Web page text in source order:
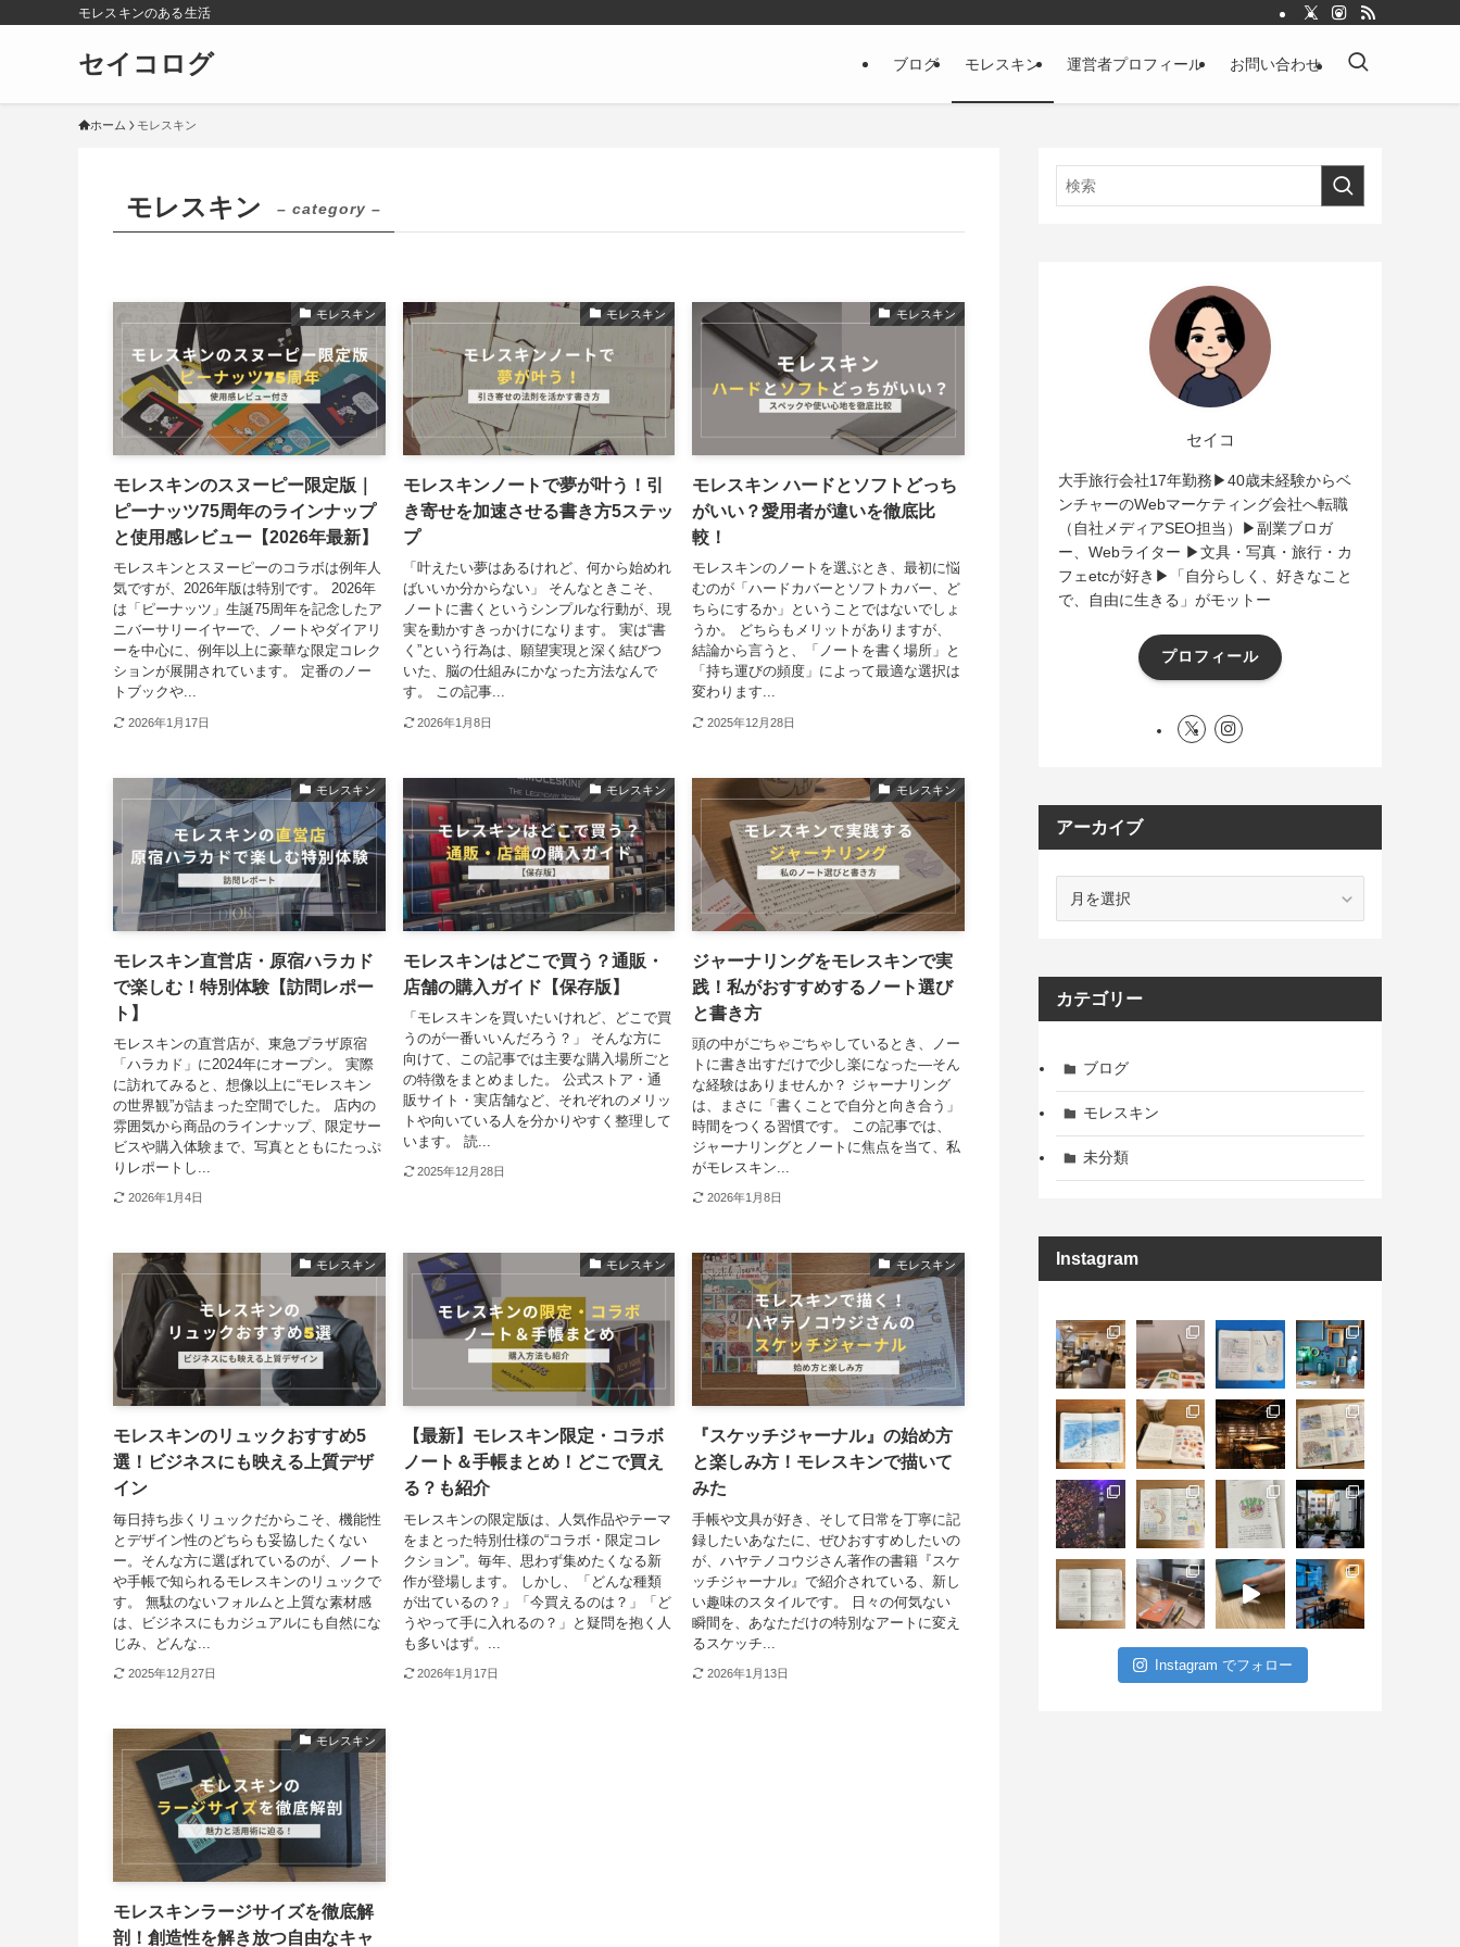
モレスキンのある生活
セイコログ ブログ モレスキン 運営者プロフィール お問い合わせ
ホーム モレスキン
モレスキン – category –
モレスキン
モレスキンのスヌーピー限定版｜
ピーナッツ75周年のラインナップ
と使用感レビュー【2026年最新】
モレスキンとスヌーピーのコラボは例年人
気ですが、2026年版は特別です。 2026年
は「ピーナッツ」生誕75周年を記念したア
ニバーサリーイヤーで、ノートやダイアリ
ーを中心に、例年以上に豪華な限定コレク
ションが展開されています。 定番のノー
トブックや...
2026年1月17日
モレスキン
モレスキンノートで夢が叶う！引
き寄せを加速させる書き方5ステッ
プ
「叶えたい夢はあるけれど、何から始めれ
ばいいか分からない」 そんなときこそ、
ノートに書くというシンプルな行動が、現
実を動かすきっかけになります。 実は“書
く”という行為は、願望実現と深く結びつ
いた、脳の仕組みにかなった方法なんで
す。 この記事...
2026年1月8日
モレスキン
モレスキン ハードとソフトどっち
がいい？愛用者が違いを徹底比
較！
モレスキンのノートを選ぶとき、最初に悩
むのが「ハードカバーとソフトカバー、ど
ちらにするか」ということではないでしょ
うか。 どちらもメリットがありますが、
結論から言うと、「ノートを書く場所」と
「持ち運びの頻度」によって最適な選択は
変わります...
2025年12月28日
モレスキン
モレスキン直営店・原宿ハラカド
で楽しむ！特別体験【訪問レポー
ト】
モレスキンの直営店が、東急プラザ原宿
「ハラカド」に2024年にオープン。 実際
に訪れてみると、想像以上に“モレスキン
の世界観”が詰まった空間でした。 店内の
雰囲気から商品のラインナップ、限定サー
ビスや購入体験まで、写真とともにたっぷ
りレポートし...
2026年1月4日
モレスキン
モレスキンはどこで買う？通販・
店舗の購入ガイド【保存版】
「モレスキンを買いたいけれど、どこで買
うのが一番いいんだろう？」 そんな方に
向けて、この記事では主要な購入場所ごと
の特徴をまとめました。 公式ストア・通
販サイト・実店舗など、それぞれのメリッ
トや向いている人を分かりやすく整理して
います。 読...
2025年12月28日
モレスキン
ジャーナリングをモレスキンで実
践！私がおすすめするノート選び
と書き方
頭の中がごちゃごちゃしているとき、ノー
トに書き出すだけで少し楽になった—そん
な経験はありませんか？ ジャーナリング
は、まさに「書くことで自分と向き合う」
時間をつくる習慣です。 この記事では、
ジャーナリングとノートに焦点を当て、私
がモレスキン...
2026年1月8日
モレスキン
モレスキンのリュックおすすめ5
選！ビジネスにも映える上質デザ
イン
毎日持ち歩くリュックだからこそ、機能性
とデザイン性のどちらも妥協したくない
ー。そんな方に選ばれているのが、ノート
や手帳で知られるモレスキンのリュックで
す。 無駄のないフォルムと上質な素材感
は、ビジネスにもカジュアルにも自然にな
じみ、どんな...
2025年12月27日
モレスキン
【最新】モレスキン限定・コラボ
ノート＆手帳まとめ！どこで買え
る？も紹介
モレスキンの限定版は、人気作品やテーマ
をまとった特別仕様の“コラボ・限定コレ
クション”。毎年、思わず集めたくなる新
作が登場します。 しかし、「どんな種類
が出ているの？」「今買えるのは？」「ど
うやって手に入れるの？」と疑問を抱く人
も多いはず。...
2026年1月17日
モレスキン
『スケッチジャーナル』の始め方
と楽しみ方！モレスキンで描いて
みた
手帳や文具が好き、そして日常を丁寧に記
録したいあなたに、ぜひおすすめしたいの
が、ハヤテノコウジさん著作の書籍『スケ
ッチジャーナル』で紹介されている、新し
い趣味のスタイルです。 日々の何気ない
瞬間を、あなただけの特別なアートに変え
るスケッチ...
2026年1月13日
モレスキン
モレスキンラージサイズを徹底解
剖！創造性を解き放つ自由なキャ
セイコ
大手旅行会社17年勤務▶︎40歳未経験からベ
ンチャーのWebマーケティング会社へ転職
（自社メディアSEO担当）▶︎副業ブロガ
ー、Webライター ▶︎文具・写真・旅行・カ
フェetcが好き▶︎「自分らしく、好きなこと
で、自由に生きる」がモットー
プロフィール
アーカイブ
ブ
カテゴリー
ブログ
モレスキン
未分類
Instagram
Instagram でフォロー